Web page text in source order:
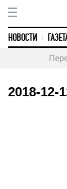
НОВОСТИ
2018-12-